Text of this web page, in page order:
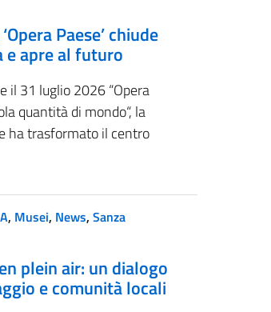
Paese’ chiude
e apre al futuro
il 31 luglio 2026 “Opera
quantità di mondo“, la
ha trasformato il centro
, Musei, News,Sanza
plein air: un dialogo
e comunità locali